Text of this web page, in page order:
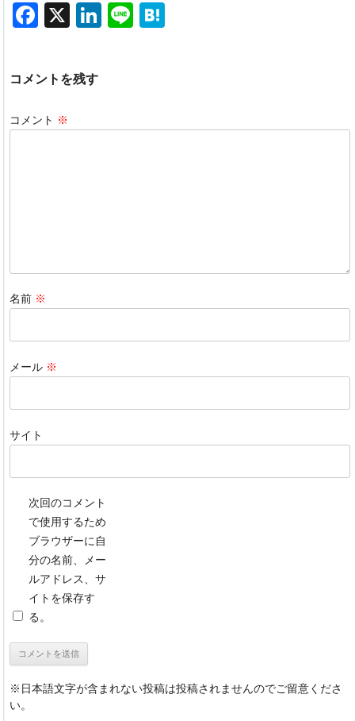
F
e
b
X
Li
Li
コメントを残す
コメント ※
名前 ※
メール ※
サイト
次回のコメント
で使用するため
ブラウザーに自
分の名前、メー
ルアドレス、サ
イトを保存す
る。
※日本語文字が含まれない投稿は投稿されませんのでご留意くださ
い。